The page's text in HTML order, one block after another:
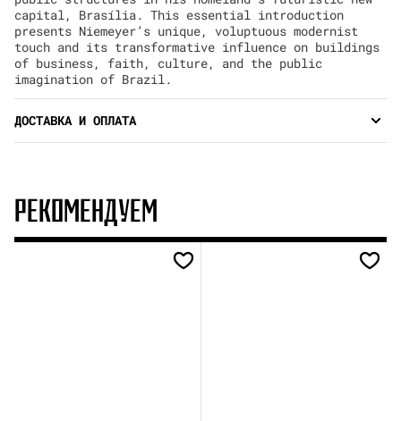
capital, Brasília. This essential introduction
presents Niemeyer’s unique, voluptuous modernist
touch and its transformative influence on buildings
of business, faith, culture, and the public
imagination of Brazil.
ДОСТАВКА И ОПЛАТА
РЕКОМЕНДУЕМ